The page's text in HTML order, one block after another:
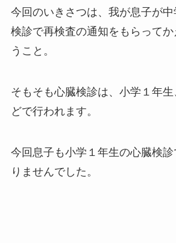
今回のいきさつは、我が息子が
検診で再検査の通知をもらって
うこと。
そもそも心臓検診は、小学１年
どで行われます。
今回息子も小学１年生の心臓検
りませんでした。